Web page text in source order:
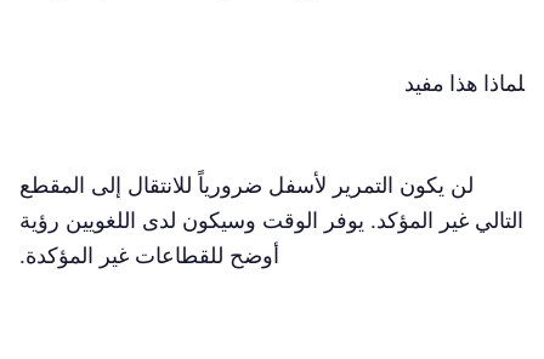
لماذا هذا مفيد
لن يكون التمرير لأسفل ضرورياً للانتقال إلى المقطع
التالي غير المؤكد. يوفر الوقت وسيكون لدى اللغويين رؤية
أوضح للقطاعات غير المؤكدة.